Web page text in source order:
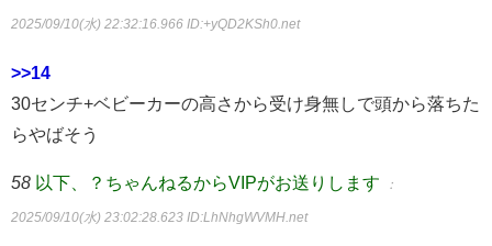
2025/09/10(水) 22:32:16.966 ID:+yQD2KSh0.net
>>14
30センチ+ベビーカーの高さから受け身無しで頭から落ちた
らやばそう
58 以下、？ちゃんねるからVIPがお送りします ：
2025/09/10(水) 23:02:28.623 ID:LhNhgWVMH.net